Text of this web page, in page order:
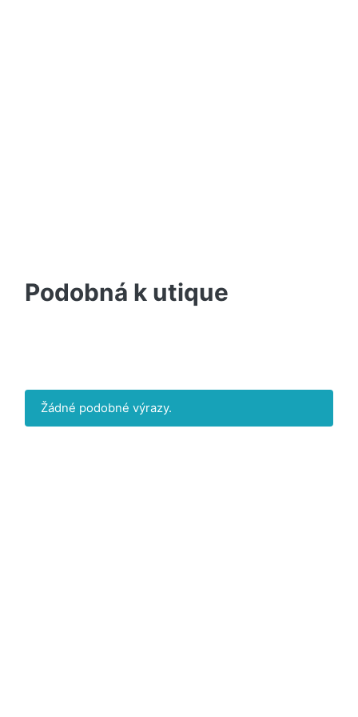
Podobná k utique
Žádné podobné výrazy.